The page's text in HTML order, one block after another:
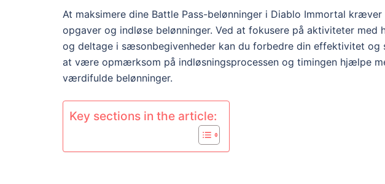
At maksimere dine Battle Pass-belønninger i Diablo Immortal
opgaver og indløse belønninger. Ved at fokusere på aktiviteter med
og deltage i sæsonbegivenheder kan du forbedre din effektivitet og
at være opmærksom på indløsningsprocessen og timingen hjælpe
værdifulde belønninger.
Key sections in the article: